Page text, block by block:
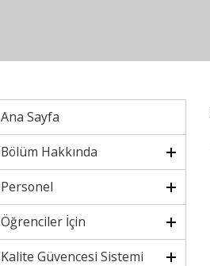
Ana Sayfa
Bölüm Hakkında
Personel
Öğrenciler İçin
Kalite Güvencesi Sistemi